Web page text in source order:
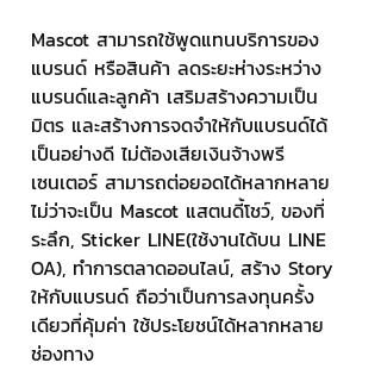
Mascot สามารถใช้พูดแทนบริการของ
แบรนด์ หรือสินค้า ลดระยะห่างระหว่าง
แบรนด์และลูกค้า เสริมสร้างความเป็น
มิตร และสร้างการจดจำให้กับแบรนด์ได้
เป็นอย่างดี ไม่ต้องเสียเงินจ้างพรี
เซนเตอร์ สามารถต่อยอดได้หลากหลาย
ไม่ว่าจะเป็น Mascot แสตนดี้โชว์, ของที่
ระลึก, Sticker LINE(ใช้งานได้บน LINE
OA), ทำการตลาดออนไลน์, สร้าง Story
ให้กับแบรนด์ ถือว่าเป็นการลงทุนครั้ง
เดียวที่คุ้มค่า ใช้ประโยชน์ได้หลากหลาย
ช่องทาง